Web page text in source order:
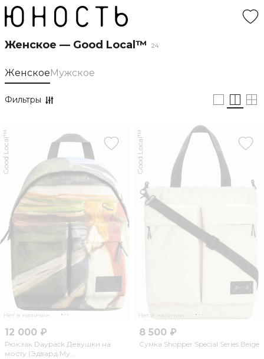
Женское — Good Local™ 24
ЖенскоеМужское
Фильтры
Нет в наличии
Good Local™
12 000 ₽
Рюкзак Daypack Девушки на
мосту (Эдвард Му...
Нет в наличии
Good Local™
8 500 ₽
Сумка Shopper Special Series Beige